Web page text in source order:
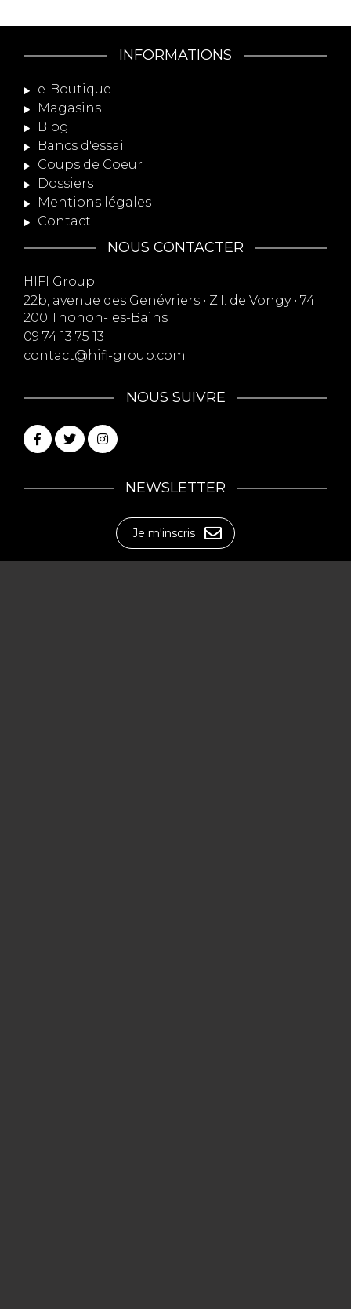
INFORMATIONS
e-Boutique
Magasins
Blog
Bancs d'essai
Coups de Coeur
Dossiers
Mentions légales
Contact
NOUS CONTACTER
HIFI Group
22b, avenue des Genévriers • Z.I. de Vongy • 74
200 Thonon-les-Bains
09 74 13 75 13
contact@hifi-group.com
NOUS SUIVRE
NEWSLETTER
Je m'inscris